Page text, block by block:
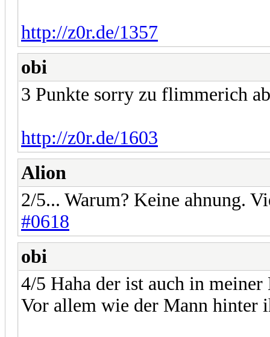
http://z0r.de/1357
obi
3 Punkte sorry zu flimmerich
http://z0r.de/1603
Alion
2/5... Warum? Keine ahnung.
#0618
obi
4/5 Haha der ist auch in
Vor allem wie der Mann hinter